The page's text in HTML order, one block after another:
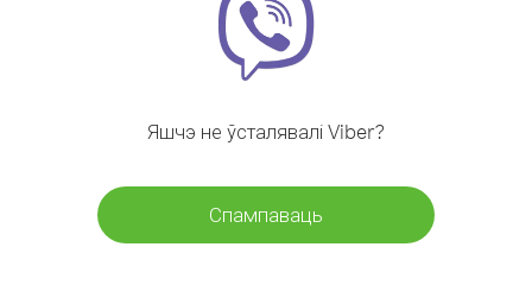
Яшчэ не ўсталявалі Viber?
Спампаваць